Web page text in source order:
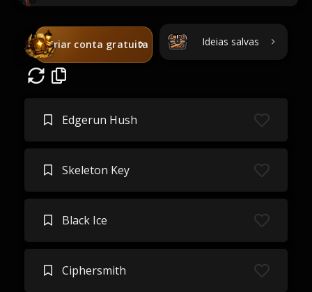
Criar conta gratuita Ideias salvas
Edgerun Hush
Skeleton Key
Black Ice
Ciphersmith